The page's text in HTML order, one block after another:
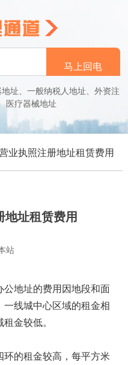
马上回电
址、一般纳税人地址、外资注
医疗器械地址
业执照注册地址租赁费用
地址租赁费用
站
地址的费用因地段和面
线城中心区域的租金相
金较低。
的租金较高，每平方米